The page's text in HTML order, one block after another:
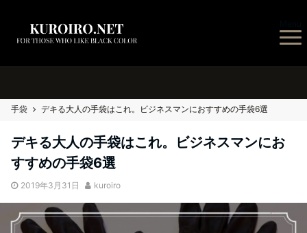
手袋 デキる大人の手袋はこれ。ビジネスマンにおすすめの手袋6選
デキる大人の手袋はこれ。ビジネスマンにお
すすめの手袋6選
2019年3月31日 kuroiro